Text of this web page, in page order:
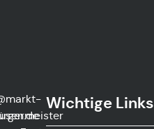
Wichtige Links